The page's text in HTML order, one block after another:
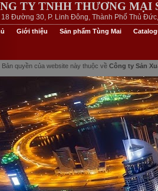
TY TNHH THƯƠNG
18 Đường 30, P. Linh Đông, Thành Phố Thủ
Giới thiệu Sản phẩm Tùng Mai
Bản quyền của website này thuộc về Công ty Sản